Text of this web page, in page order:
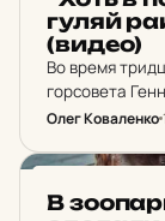
гуляй
(видео)
Во время
горсовета
депутатов от
выполнение
Олег Коваленко
В